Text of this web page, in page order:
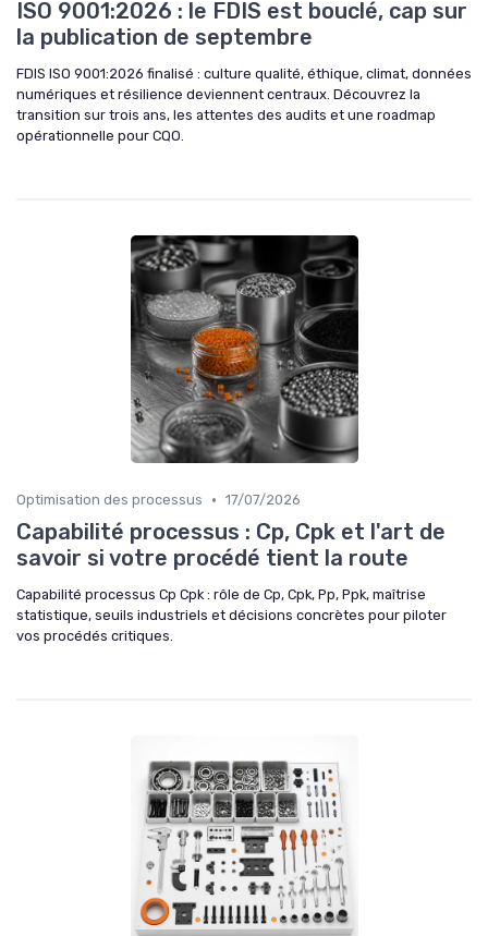
ISO 9001:2026 : le FDIS est bouclé, cap sur
la publication de septembre
FDIS ISO 9001:2026 finalisé : culture qualité, éthique, climat, données
numériques et résilience deviennent centraux. Découvrez la
transition sur trois ans, les attentes des audits et une roadmap
opérationnelle pour CQO.
Optimisation des processus • 17/07/2026
Capabilité processus : Cp, Cpk et l'art de
savoir si votre procédé tient la route
Capabilité processus Cp Cpk : rôle de Cp, Cpk, Pp, Ppk, maîtrise
statistique, seuils industriels et décisions concrètes pour piloter
vos procédés critiques.